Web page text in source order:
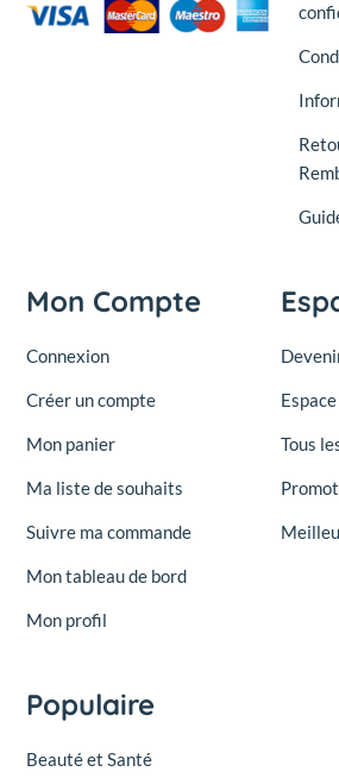
Mon Compte
Connexion
Créer un compte
Mon panier
Ma liste de souhaits
Suivre ma commande
Mon tableau de bord
Mon profil
Tous
Populaire
Beauté et Santé